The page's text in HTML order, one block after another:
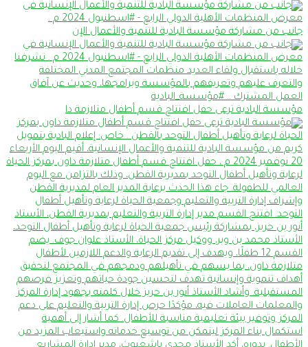
جانب من مشاركة مؤسسة البادية للتنمية والأعمال الإن
مؤسسة البادية ترعى حفل افتتاح قسم أطفال متلازمة دا